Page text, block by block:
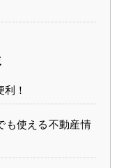
！
も使える不動産情